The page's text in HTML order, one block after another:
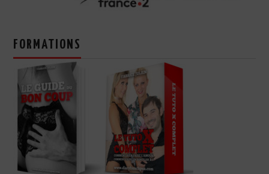
FORMATIONS